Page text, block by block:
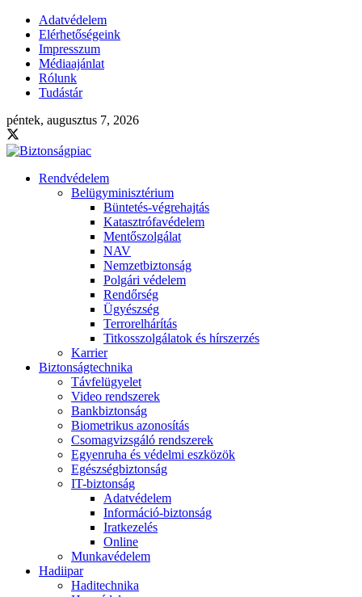
Adatvédelem
Elérhetőségeink
Impresszum
Médiaajánlat
Rólunk
Tudástár
péntek, augusztus 7, 2026
Rendvédelem
Belügyminisztérium
Büntetés-végrehajtás
Katasztrófavédelem
Mentőszolgálat
NAV
Nemzetbiztonság
Polgári védelem
Rendőrség
Ügyészség
Terrorelhárítás
Titkosszolgálatok és hírszerzés
Karrier
Biztonságtechnika
Távfelügyelet
Video rendszerek
Bankbiztonság
Biometrikus azonosítás
Csomagvizsgáló rendszerek
Egyenruha és védelmi eszközök
Egészségbiztonság
IT-biztonság
Adatvédelem
Információ-biztonság
Iratkezelés
Online
Munkavédelem
Hadiipar
Haditechnika